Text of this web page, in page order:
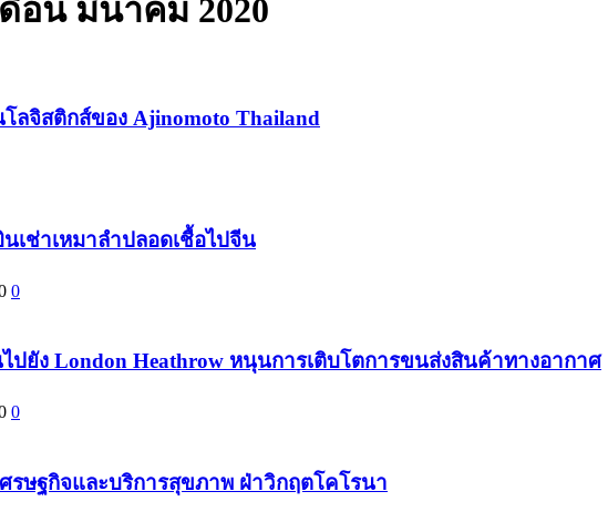
อน มีนาคม 2020
โลจิสติกส์ของ Ajinomoto Thailand
เช่าเหมาลำปลอดเชื้อไปจีน
0
ปยัง London Heathrow หนุนการเติบโตการขนส่งสินค้าทางอากาศ
0
รษฐกิจและบริการสุขภาพ ฝ่าวิกฤตโคโรนา